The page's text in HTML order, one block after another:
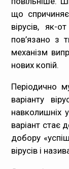
що
вірусів, як-
пов’язано з
механізм
нових копій.
Періодично
варіанту
навколишніх
варіант стає
добору
вірусів і